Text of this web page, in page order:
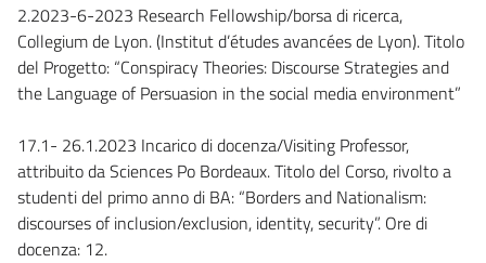
2.2023-6-2023 Research Fellowship/borsa di ricerca,
Collegium de Lyon. (Institut d’études avancées de Lyon). Titolo
del Progetto: “Conspiracy Theories: Discourse Strategies and
the Language of Persuasion in the social media environment”
17.1- 26.1.2023 Incarico di docenza/Visiting Professor,
attribuito da Sciences Po Bordeaux. Titolo del Corso, rivolto a
studenti del primo anno di BA: “Borders and Nationalism:
discourses of inclusion/exclusion, identity, security”. Ore di
docenza: 12.